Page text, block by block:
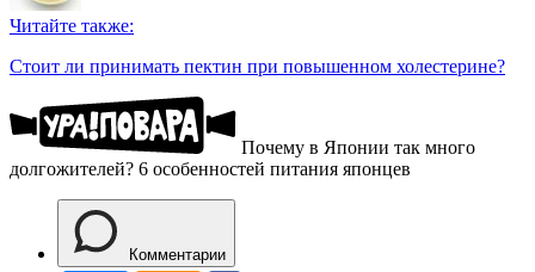
Читайте также:
Стоит ли принимать пектин при повышенном холестерине?
Почему в Японии так много
долгожителей? 6 особенностей питания японцев
Комментарии